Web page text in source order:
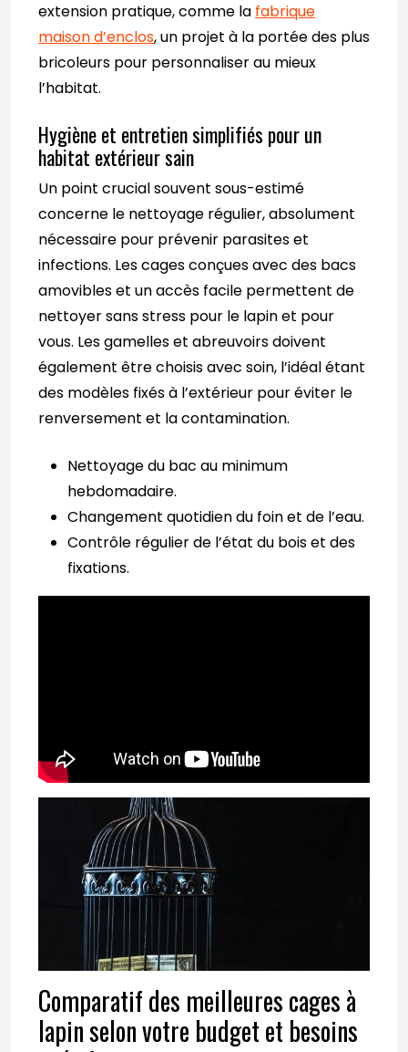
extension pratique, comme la fabrique
maison d’enclos, un projet à la portée des plus
bricoleurs pour personnaliser au mieux
l’habitat.
Hygiène et entretien simplifiés pour un
habitat extérieur sain
Un point crucial souvent sous-estimé
concerne le nettoyage régulier, absolument
nécessaire pour prévenir parasites et
infections. Les cages conçues avec des bacs
amovibles et un accès facile permettent de
nettoyer sans stress pour le lapin et pour
vous. Les gamelles et abreuvoirs doivent
également être choisis avec soin, l’idéal étant
des modèles fixés à l’extérieur pour éviter le
renversement et la contamination.
Nettoyage du bac au minimum
hebdomadaire.
Changement quotidien du foin et de l’eau.
Contrôle régulier de l’état du bois et des
fixations.
Comparatif des meilleures cages à
lapin selon votre budget et besoins